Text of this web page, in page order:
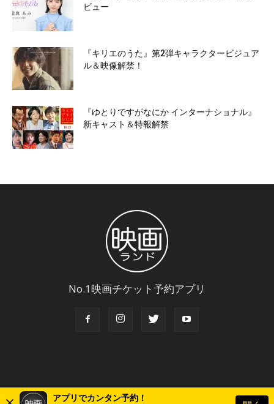
アプリでカンタン予約！
ビュー
『キリエのうた』第2弾キャラクタービジュア
ル＆映像解禁！
『ゆとりですがなにか インターナショナル』
新キャスト＆特報解禁
No.1映画チケット予約アプリ